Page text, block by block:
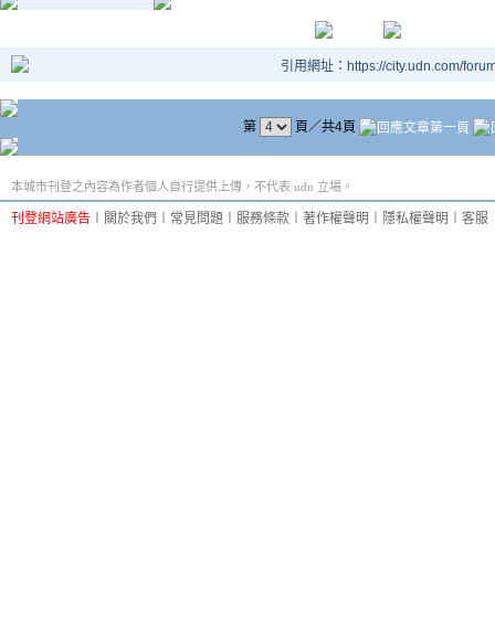
引用網址：https://city.udn.com/
第 頁／共4頁
本城市刊登之內容為作者個人自行提供上傳，不代表 udn 立場。
刊登網站廣告 關於我們 常見問題 服務條款 著作權聲明 隱私權聲明 客服